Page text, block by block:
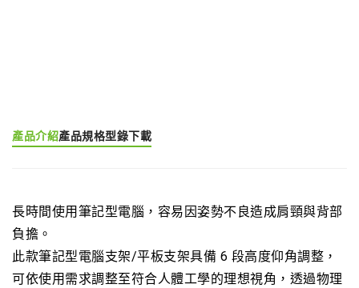
產品介紹產品規格型錄下載
長時間使用筆記型電腦，容易因姿勢不良造成肩頸與背部
負擔。
此款筆記型電腦支架/平板支架具備 6 段高度仰角調整，
可依使用需求調整至符合人體工學的理想視角，透過物理